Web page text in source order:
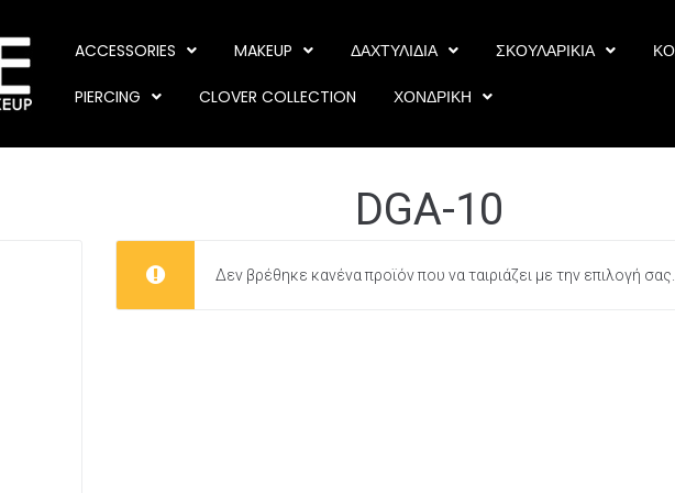
ACCESSORIES MAKEUP ΔΑΧΤΥΛΙΔΙΑ ΣΚΟΥΛΑΡΙΚΙΑ
PIERCING CLOVER COLLECTION ΧΟΝΔΡΙΚΗ
DGA-10
Δεν βρέθηκε κανένα προϊόν που να ταιριάζει με την επιλογή σας.